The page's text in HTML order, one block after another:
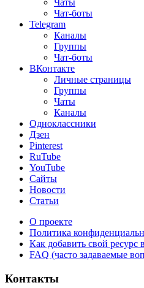
Чаты
Чат-боты
Telegram
Каналы
Группы
Чат-боты
ВКонтакте
Личные страницы
Группы
Чаты
Каналы
Одноклассники
Дзен
Pinterest
RuTube
YouTube
Сайты
Новости
Статьи
О проекте
Политика
Как добавить свой ресурс
FAQ (часто задаваемые
Контакты